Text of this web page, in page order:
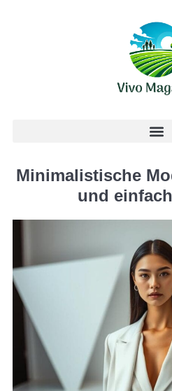
Minimalistische
und